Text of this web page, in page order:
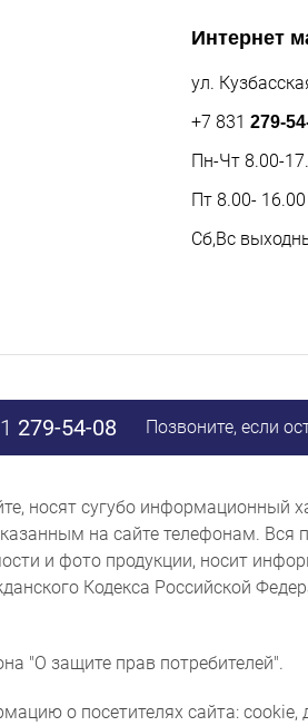
Интернет
ул.
+7 831 279-
Пн-Чт 8.00-
Пт 8.00- 16.00
Сб,Вс
279-54-08 Позвоните, если
носят сугубо
на сайте телефонам. Вся
и фото продукции, носит
Кодекса Российской
"О защите прав потребителей".
о посетителях сайта: